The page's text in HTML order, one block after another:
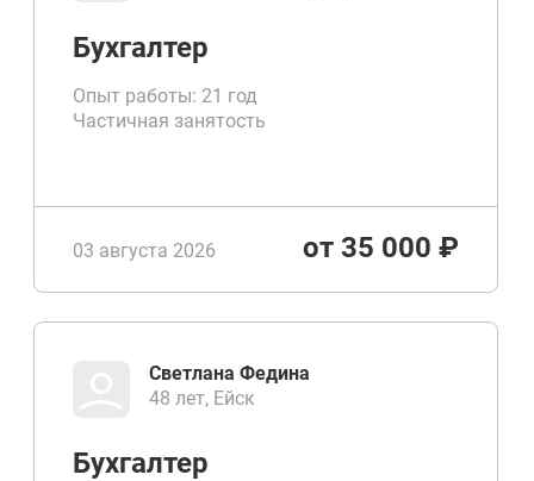
Бухгалтер
Опыт работы: 21 год
Частичная занятость
03 августа 2026 от 35 000 ₽
Светлана Федина
48 лет, Ейск
Бухгалтер